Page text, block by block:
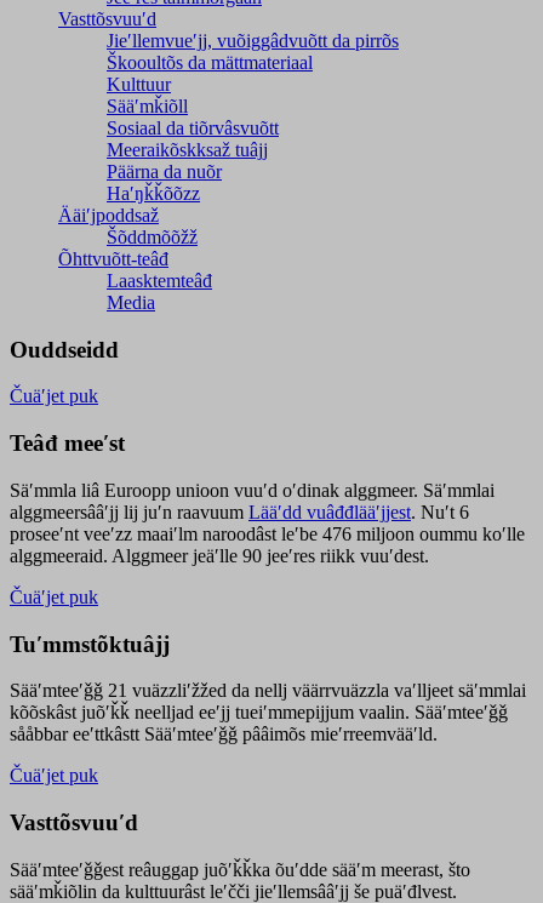
Vasttõsvuuʹd
Jieʹllemvueʹjj, vuõiggâdvuõtt da pirrõs
Škooultõs da mättmateriaal
Kulttuur
Sääʹmǩiõll
Sosiaal da tiõrvâsvuõtt
Meeraikõskksaž tuâjj
Päärna da nuõr
Haʹŋǩǩõõzz
Ääiʹjpoddsaž
Šõddmõõžž
Õhttvuõtt-teâđ
Laasktemteâđ
Media
Ouddseidd
Čuäʹjet puk
Teâđ meeʹst
Säʹmmla liâ Euroopp unioon vuuʹd oʹdinak alggmeer. Säʹmmlai
alggmeersââʹjj lij juʹn raavuum Lääʹdd vuâđđlääʹjjest. Nuʹt 6
proseeʹnt veeʹzz maaiʹlm naroodâst leʹbe 476 miljoon oummu koʹlle
alggmeeraid. Alggmeer jeäʹlle 90 jeeʹres riikk vuuʹdest.
Čuäʹjet puk
Tuʹmmstõktuâjj
Sääʹmteeʹǧǧ 21 vuäzzliʹžžed da nellj väärrvuäzzla vaʹlljeet säʹmmlai
kõõskâst juõʹǩǩ neelljad eeʹjj tueiʹmmepijjum vaalin. Sääʹmteeʹǧǧ
sååbbar eeʹttkâstt Sääʹmteeʹǧǧ pââimõs mieʹrreemvääʹld.
Čuäʹjet puk
Vasttõsvuuʹd
Sääʹmteeʹǧǧest reâuggap juõʹǩǩka õuʹdde sääʹm meerast, što
sääʹmǩiõlin da kulttuurâst leʹčči jieʹllemsââʹjj še puäʹđlvest.